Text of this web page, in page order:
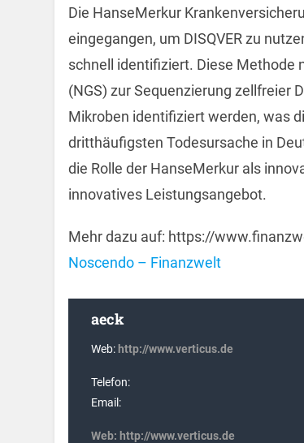
Die HanseMerkur
eingegangen, um DISQVER zu
schnell identifiziert. Diese Methode
(NGS) zur Sequenzierung zellfreier
Mikroben identifiziert werden, was
dritthäufigsten Todesursache in
die Rolle der HanseMerkur als
innovatives Leistungsangebot.
Mehr dazu auf: https://
Noscendo – Finanzwelt
aeck
Web:http://www.verticus.de
Telefon:
Email:
Web: http://www.verticus.de